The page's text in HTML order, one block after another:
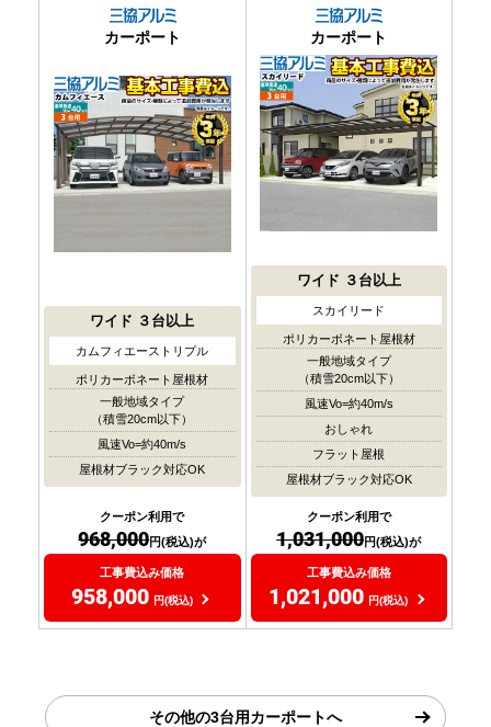
カーポート
ワイド ３台以上
カムフィエーストリプル
ポリカーボネート屋根材
一般地域タイプ
（積雪20cm以下）
風速Vo=約40m/s
屋根材ブラック対応OK
クーポン利用で
968,000円(税込)が
工事費込み価格
958,000 円(税込)
カーポート
ワイド ３台以上
スカイリード
ポリカーボネート屋根材
一般地域タイプ
（積雪20cm以下）
風速Vo=約40m/s
おしゃれ
フラット屋根
屋根材ブラック対応OK
クーポン利用で
1,031,000円(税込)が
工事費込み価格
1,021,000 円(税込)
その他の3台用カーポートへ